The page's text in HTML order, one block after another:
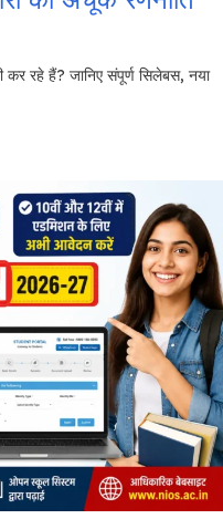
रहे हैं? जानिए संपूर्ण सिलेबस, नया